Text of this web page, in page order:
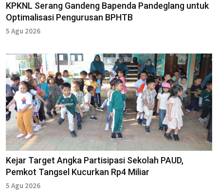
KPKNL Serang Gandeng Bapenda Pandeglang untuk
Optimalisasi Pengurusan BPHTB
5 Agu 2026
Kejar Target Angka Partisipasi Sekolah PAUD,
Pemkot Tangsel Kucurkan Rp4 Miliar
5 Agu 2026